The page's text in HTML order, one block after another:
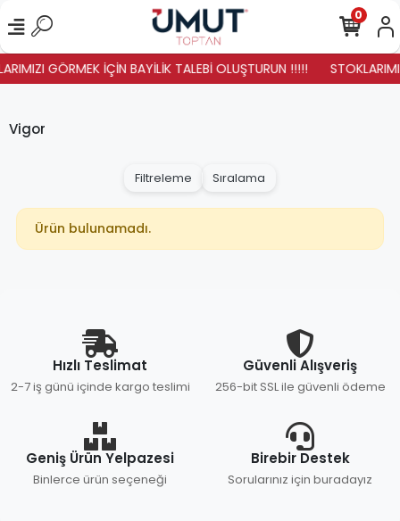
GÖRMEK İÇİN BAYİLİK TALEBİ OLUŞTURUN !!!!!
0
Vigor
Filtreleme Sıralama
Ürün bulunamadı.
Hızlı Teslimat
2-7 iş günü içinde kargo teslimi
Güvenli Alışveriş
256-bit SSL ile güvenli ödeme
Geniş Ürün Yelpazesi
Binlerce ürün seçeneği
Birebir Destek
Sorularınız için buradayız